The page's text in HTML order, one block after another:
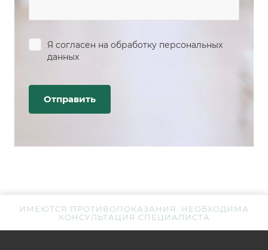
Я согласен на обработку персональных
данных
ИМЕЮТСЯ ПРОТИВОПОКАЗАНИЯ. НЕОБХОДИМА
КОНСУЛЬТАЦИЯ СПЕЦИАЛИСТА